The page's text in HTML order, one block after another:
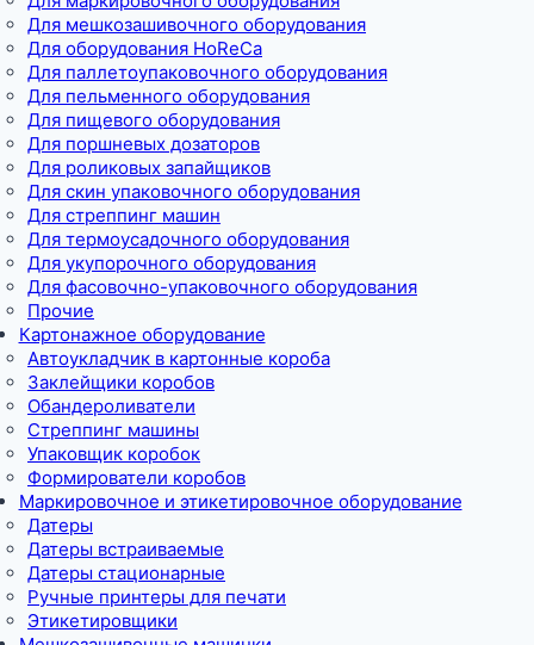
Для мешкозашивочного оборудования
Для оборудования HoReCa
Для паллетоупаковочного оборудования
Для пельменного оборудования
Для пищевого оборудования
Для поршневых дозаторов
Для роликовых запайщиков
Для скин упаковочного оборудования
Для стреппинг машин
Для термоусадочного оборудования
Для укупорочного оборудования
Для фасовочно-упаковочного оборудования
Прочие
Картонажное оборудование
Автоукладчик в картонные короба
Заклейщики коробов
Обандероливатели
Стреппинг машины
Упаковщик коробок
Формирователи коробов
Маркировочное и этикетировочное оборудование
Датеры
Датеры встраиваемые
Датеры стационарные
Ручные принтеры для печати
Этикетировщики